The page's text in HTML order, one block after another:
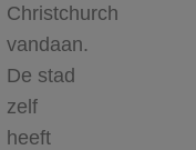
Christchurch
vandaan.
De stad
zelf
heeft